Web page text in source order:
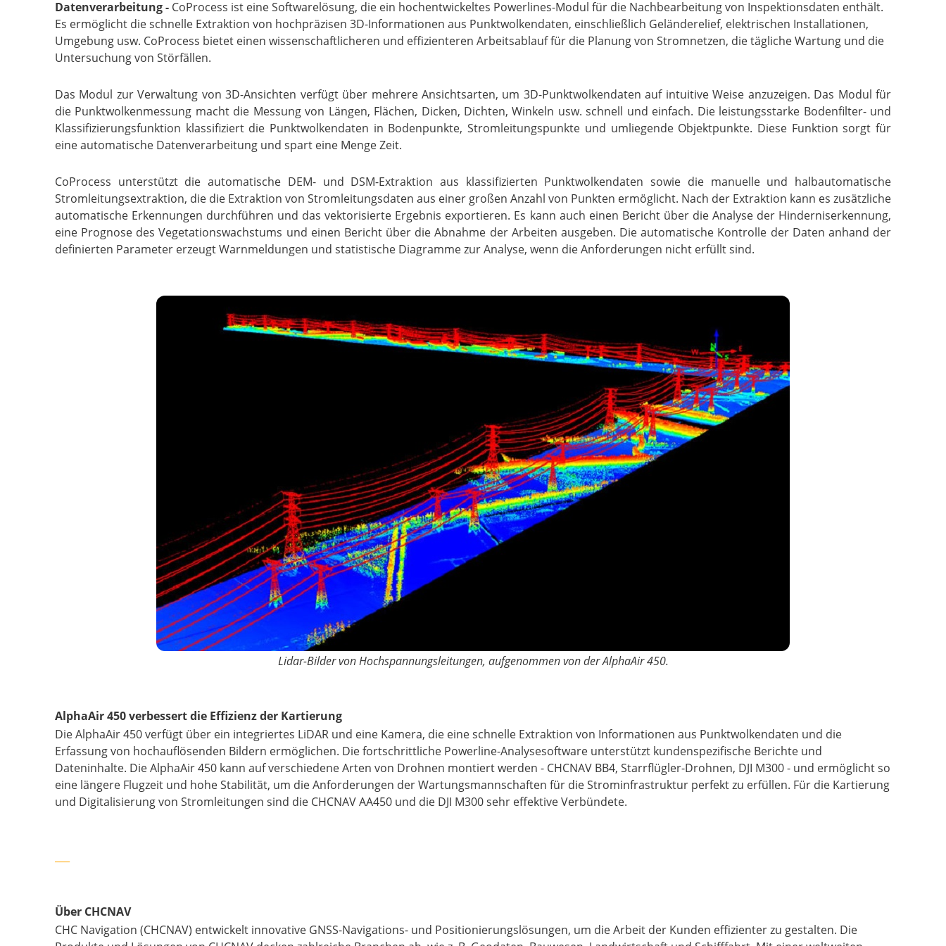
Datenverarbeitung - CoProcess ist eine Softwarelösung, die ein hochentwickeltes Powerlines-Modul für die Nachbearbeitung von Inspektionsdaten enthält.
Es ermöglicht die schnelle Extraktion von hochpräzisen 3D-Informationen aus Punktwolkendaten, einschließlich Geländerelief, elektrischen Installationen,
Umgebung usw. CoProcess bietet einen wissenschaftlicheren und effizienteren Arbeitsablauf für die Planung von Stromnetzen, die tägliche Wartung und die
Untersuchung von Störfällen.
Das Modul zur Verwaltung von 3D-Ansichten verfügt über mehrere Ansichtsarten, um 3D-Punktwolkendaten auf intuitive Weise anzuzeigen. Das Modul für
die Punktwolkenmessung macht die Messung von Längen, Flächen, Dicken, Dichten, Winkeln usw. schnell und einfach. Die leistungsstarke Bodenfilter- und
Klassifizierungsfunktion klassifiziert die Punktwolkendaten in Bodenpunkte, Stromleitungspunkte und umliegende Objektpunkte. Diese Funktion sorgt für
eine automatische Datenverarbeitung und spart eine Menge Zeit.
CoProcess unterstützt die automatische DEM- und DSM-Extraktion aus klassifizierten Punktwolkendaten sowie die manuelle und halbautomatische
Stromleitungsextraktion, die die Extraktion von Stromleitungsdaten aus einer großen Anzahl von Punkten ermöglicht. Nach der Extraktion kann es zusätzliche
automatische Erkennungen durchführen und das vektorisierte Ergebnis exportieren. Es kann auch einen Bericht über die Analyse der Hinderniserkennung,
eine Prognose des Vegetationswachstums und einen Bericht über die Abnahme der Arbeiten ausgeben. Die automatische Kontrolle der Daten anhand der
definierten Parameter erzeugt Warnmeldungen und statistische Diagramme zur Analyse, wenn die Anforderungen nicht erfüllt sind.
Lidar-Bilder von Hochspannungsleitungen, aufgenommen von der AlphaAir 450.
AlphaAir 450 verbessert die Effizienz der Kartierung
Die AlphaAir 450 verfügt über ein integriertes LiDAR und eine Kamera, die eine schnelle Extraktion von Informationen aus Punktwolkendaten und die
Erfassung von hochauflösenden Bildern ermöglichen. Die fortschrittliche Powerline-Analysesoftware unterstützt kundenspezifische Berichte und
Dateninhalte. Die AlphaAir 450 kann auf verschiedene Arten von Drohnen montiert werden - CHCNAV BB4, Starrflügler-Drohnen, DJI M300 - und ermöglicht so
eine längere Flugzeit und hohe Stabilität, um die Anforderungen der Wartungsmannschaften für die Strominfrastruktur perfekt zu erfüllen. Für die Kartierung
und Digitalisierung von Stromleitungen sind die CHCNAV AA450 und die DJI M300 sehr effektive Verbündete.
Über CHCNAV
CHC Navigation (CHCNAV) entwickelt innovative GNSS-Navigations- und Positionierungslösungen, um die Arbeit der Kunden effizienter zu gestalten. Die